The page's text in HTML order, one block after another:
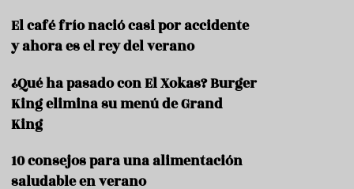
e
S
u
d
El café frío nació casi por accidente
y ahora es el rey del verano
¿Qué ha pasado con El Xokas? Burger
King elimina su menú de Grand
King
10 consejos para una alimentación
saludable en verano